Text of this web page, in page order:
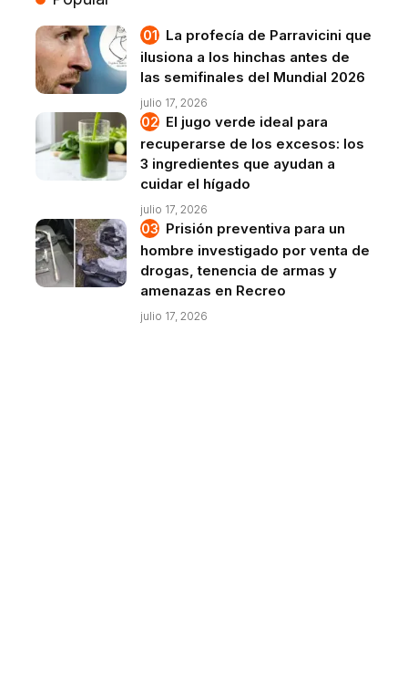
La profecía de Parravicini que
ilusiona a los hinchas antes de
las semifinales del Mundial 2026
julio 17, 2026
El jugo verde ideal para
recuperarse de los excesos: los
3 ingredientes que ayudan a
cuidar el hígado
julio 17, 2026
Prisión preventiva para un
hombre investigado por venta de
drogas, tenencia de armas y
amenazas en Recreo
julio 17, 2026